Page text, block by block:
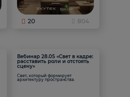
20 804
Вебинар 28.05 «Свет в кадре:
расставить роли и отстоять
сцену»
Свет, который формирует
архитектуру пространства.